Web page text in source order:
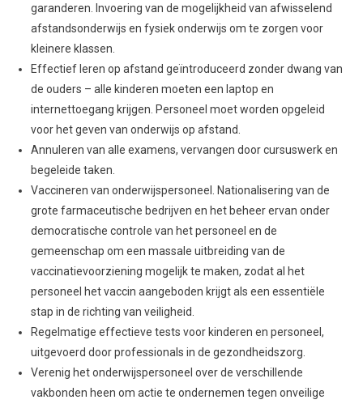
garanderen. Invoering van de mogelijkheid van afwisselend
afstandsonderwijs en fysiek onderwijs om te zorgen voor
kleinere klassen.
Effectief leren op afstand geïntroduceerd zonder dwang van
de ouders – alle kinderen moeten een laptop en
internettoegang krijgen. Personeel moet worden opgeleid
voor het geven van onderwijs op afstand.
Annuleren van alle examens, vervangen door cursuswerk en
begeleide taken.
Vaccineren van onderwijspersoneel. Nationalisering van de
grote farmaceutische bedrijven en het beheer ervan onder
democratische controle van het personeel en de
gemeenschap om een massale uitbreiding van de
vaccinatievoorziening mogelijk te maken, zodat al het
personeel het vaccin aangeboden krijgt als een essentiële
stap in de richting van veiligheid.
Regelmatige effectieve tests voor kinderen en personeel,
uitgevoerd door professionals in de gezondheidszorg.
Verenig het onderwijspersoneel over de verschillende
vakbonden heen om actie te ondernemen tegen onveilige